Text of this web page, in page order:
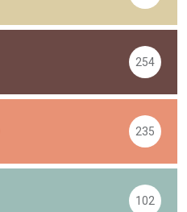
254
235
102